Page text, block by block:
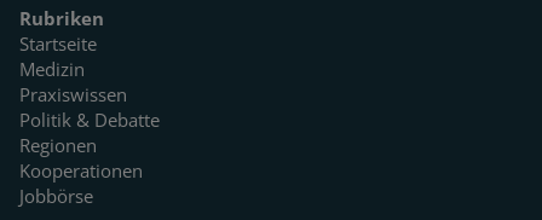
Rubriken
Startseite
Medizin
Praxiswissen
Politik & Debatte
Regionen
Kooperationen
Jobbörse